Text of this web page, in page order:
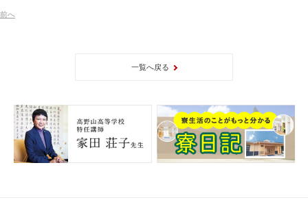
前へ
一覧へ戻る